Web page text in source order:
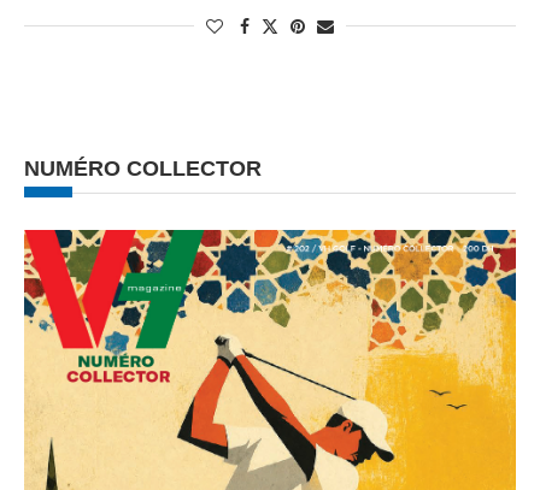
NUMÉRO COLLECTOR